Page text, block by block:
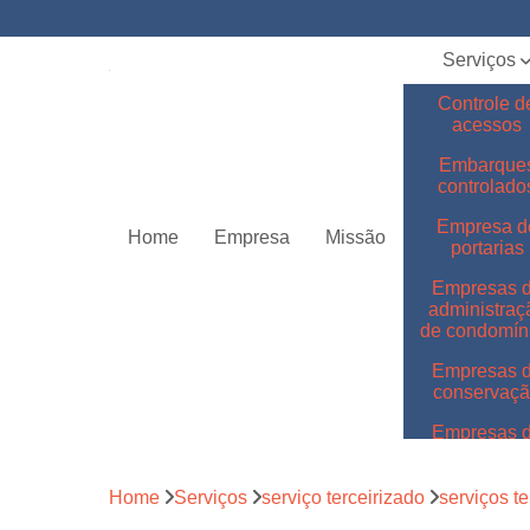
Home Empresa Missão
Serviços
Controle
acessos
Empresa
portarias
Empresas
de
Empresas
Empresas
Empresas
limpeza
Home Serviços serviço terceirizado serviços